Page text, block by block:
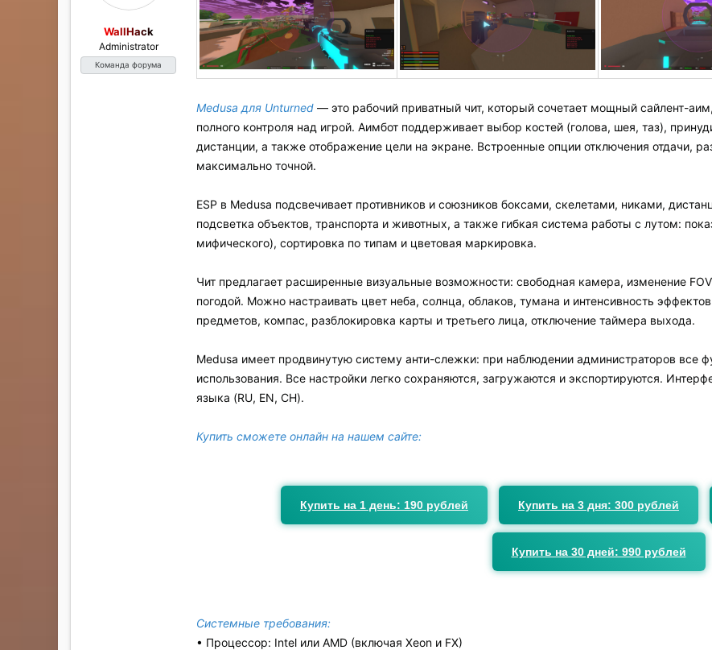
WallHack
Administrator
Команда форума
Medusa для Unturned — это рабочий приватный чит, который сочетает мощный сайлент-
полного контроля над игрой. Аимбот поддерживает выбор костей (голова, шея, таз),
дистанции, а также отображение цели на экране. Встроенные опции отключения отдачи,
максимально точной.
ESP в Medusa подсвечивает противников и союзников боксами, скелетами, никами,
подсветка объектов, транспорта и животных, а также гибкая система работы с лутом:
мифического), сортировка по типам и цветовая маркировка.
Чит предлагает расширенные визуальные возможности: свободная камера, изменение
погодой. Можно настраивать цвет неба, солнца, облаков, тумана и интенсивность
предметов, компас, разблокировка карты и третьего лица, отключение таймера выхода.
Medusa имеет продвинутую систему анти-слежки: при наблюдении администраторов все
использования. Все настройки легко сохраняются, загружаются и экспортируются.
языка (RU, EN, CH).
Купить сможете онлайн на нашем сайте:
Купить на 1 день: 190 рублей Купить на 3 дня: 300 рублей
Купить на 30 дней: 990 рублей
Системные требования:
• Процессор: Intel или AMD (включая Xeon и FX)